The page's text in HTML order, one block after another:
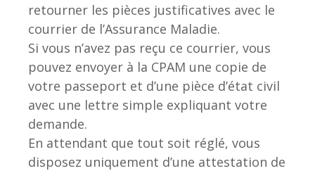
retourner les pièces justificatives avec le
courrier de l’Assurance Maladie.
Si vous n’avez pas reçu ce courrier, vous
pouvez envoyer à la CPAM une copie de
votre passeport et d’une pièce d’état civil
avec une lettre simple expliquant votre
demande.
En attendant que tout soit réglé, vous
disposez uniquement d’une attestation de